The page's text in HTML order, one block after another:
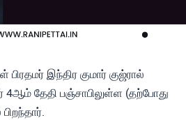
இந்திர குமார் குஜ்ரால்
தேதி பஞ்சாபிலுள்ள (தற்போது